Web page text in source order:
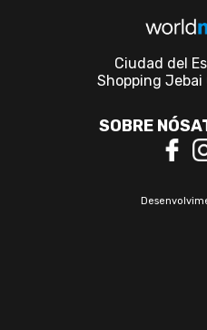
Ciudad del
Shopping Jebai
SOBRE NÓS